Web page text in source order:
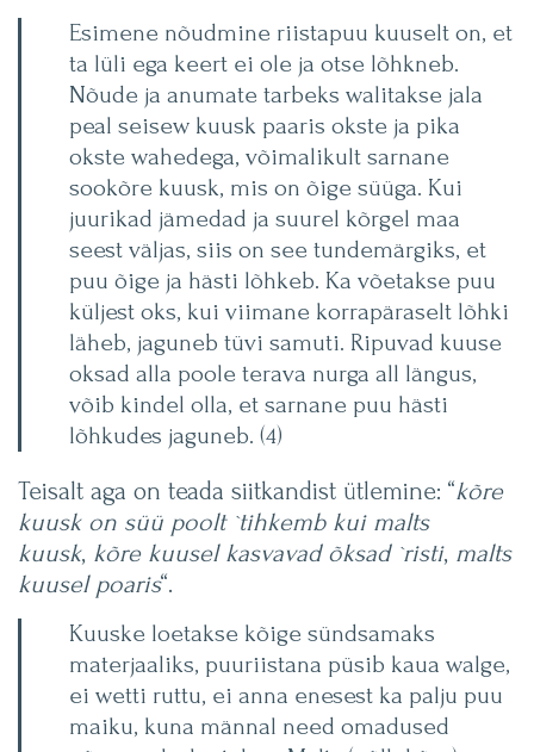
Esimene nõudmine riistapuu kuuselt on, et
ta lüli ega keert ei ole ja otse lõhkneb.
Nõude ja anumate tarbeks walitakse jala
peal seisew kuusk paaris okste ja pika
okste wahedega, võimalikult sarnane
sookõre kuusk, mis on õige süüga. Kui
juurikad jämedad ja suurel kõrgel maa
seest väljas, siis on see tundemärgiks, et
puu õige ja hästi lõhkeb. Ka võetakse puu
küljest oks, kui viimane korrapäraselt lõhki
läheb, jaguneb tüvi samuti. Ripuvad kuuse
oksad alla poole terava nurga all längus,
võib kindel olla, et sarnane puu hästi
lõhkudes jaguneb. (4)
Teisalt aga on teada siitkandist ütlemine: “kõre
kuusk on süü poolt `tihkemb kui malts
kuusk, kõre kuusel kasvavad õksad `risti, malts
kuusel poaris“.
Kuuske loetakse kõige sündsamaks
materjaaliks, puuriistana püsib kaua walge,
ei wetti ruttu, ei anna enesest ka palju puu
maiku, kuna männal need omadused